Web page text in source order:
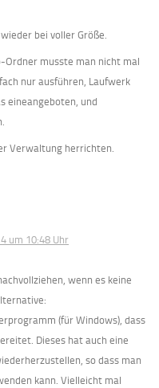
bei voller Größe.
Ordner musste man nicht mal
nur ausführen, Laufwerk
eineangeboten, und
Verwaltung herrichten.
um 10:48 Uhr
wenn es keine
(für Windows), dass
Dieses hat auch eine
so dass man
kann. Vielleicht mal